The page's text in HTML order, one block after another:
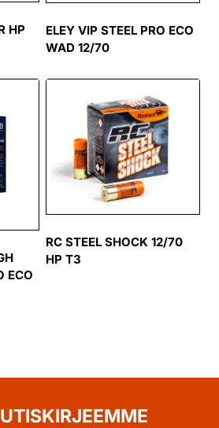
HP
ELEY VIP STEEL PRO ECO
WAD 12/70
ECO
RC STEEL SHOCK 12/70
HP T3